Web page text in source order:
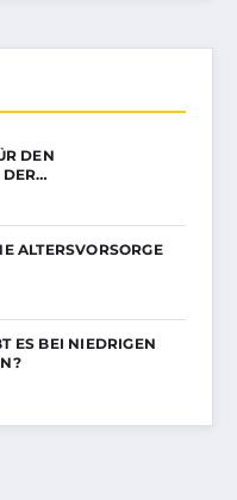
DEN
DER…
ALTERSVORSORGE
ES BEI NIEDRIGEN